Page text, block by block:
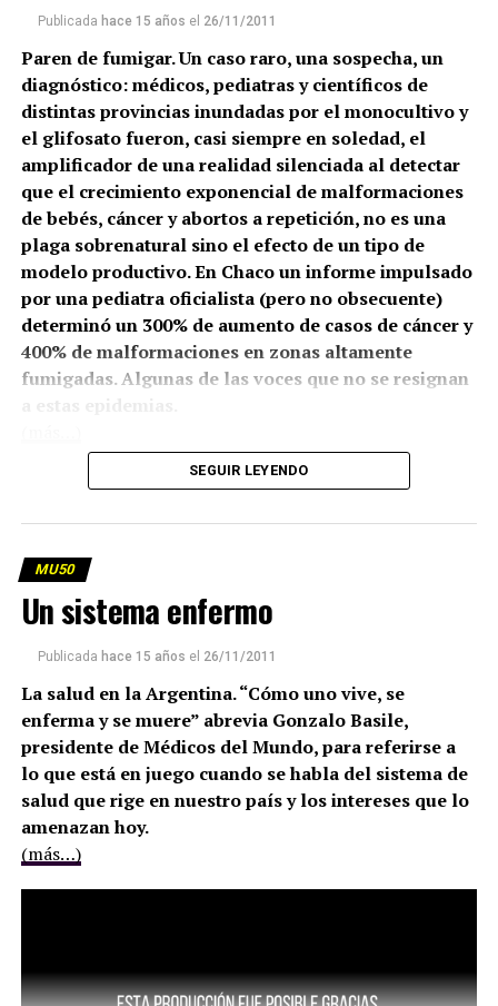
Publicada hace 15 años el 26/11/2011
Paren de fumigar. Un caso raro, una sospecha, un
diagnóstico: médicos, pediatras y científicos de
distintas provincias inundadas por el monocultivo y
el glifosato fueron, casi siempre en soledad, el
amplificador de una realidad silenciada al detectar
que el crecimiento exponencial de malformaciones
de bebés, cáncer y abortos a repetición, no es una
plaga sobrenatural sino el efecto de un tipo de
modelo productivo. En Chaco un informe impulsado
por una pediatra oficialista (pero no obsecuente)
determinó un 300% de aumento de casos de cáncer y
400% de malformaciones en zonas altamente
fumigadas. Algunas de las voces que no se resignan
SEGUIR LEYENDO
MU50
Un sistema enfermo
Publicada hace 15 años el 26/11/2011
La salud en la Argentina. “Cómo uno vive, se
enferma y se muere” abrevia Gonzalo Basile,
presidente de Médicos del Mundo, para referirse a
lo que está en juego cuando se habla del sistema de
salud que rige en nuestro país y los intereses que lo
amenazan hoy.
(más…)